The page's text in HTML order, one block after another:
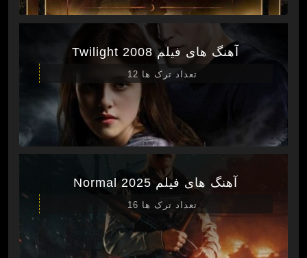
آهنگ های فیلم Twilight 2008
تعداد ترک ها 12
آهنگ های فیلم Normal 2025
تعداد ترک ها 16